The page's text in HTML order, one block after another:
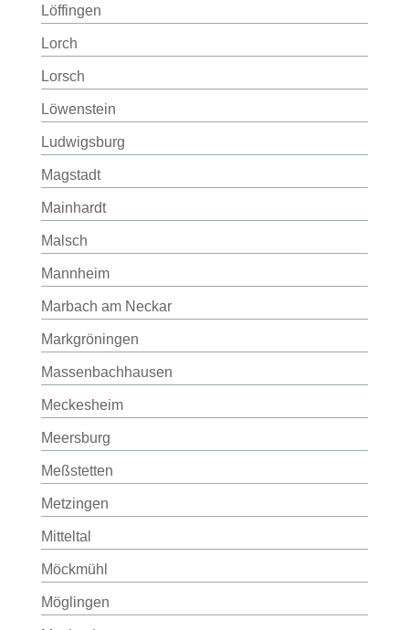
Löffingen
Lorch
Lorsch
Löwenstein
Ludwigsburg
Magstadt
Mainhardt
Malsch
Mannheim
Marbach am Neckar
Markgröningen
Massenbachhausen
Meckesheim
Meersburg
Meßstetten
Metzingen
Mitteltal
Möckmühl
Möglingen